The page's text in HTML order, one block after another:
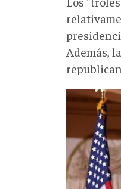
Además,